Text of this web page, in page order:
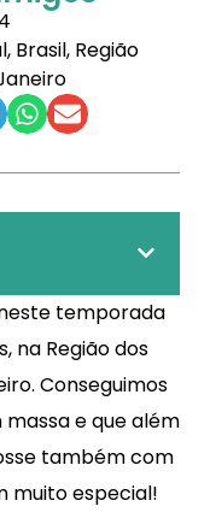
, Brasil, Região
temporada
na Região dos
Conseguimos
e que além
também com
muito especial!